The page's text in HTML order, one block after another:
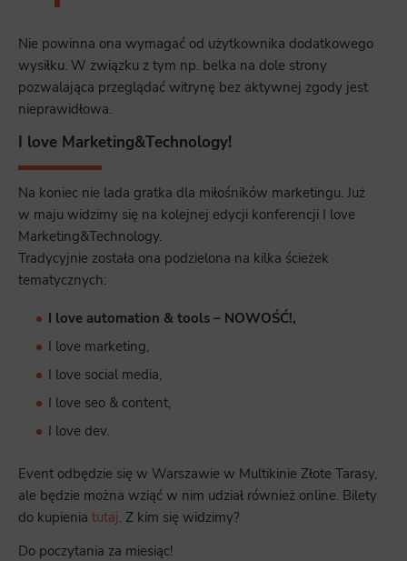
Nie powinna ona wymagać od użytkownika dodatkowego
wysiłku. W związku z tym np. belka na dole strony
pozwalająca przeglądać witrynę bez aktywnej zgody jest
nieprawidłowa.
I love Marketing&Technology!
Na koniec nie lada gratka dla miłośników marketingu. Już
w maju widzimy się na kolejnej edycji konferencji I love
Marketing&Technology.
Tradycyjnie została ona podzielona na kilka ścieżek
tematycznych:
I love automation & tools – NOWOŚĆ!,
I love marketing,
I love social media,
I love seo & content,
I love dev.
Event odbędzie się w Warszawie w Multikinie Złote Tarasy,
ale będzie można wziąć w nim udział również online. Bilety
do kupienia tutaj. Z kim się widzimy?
Do poczytania za miesiąc!